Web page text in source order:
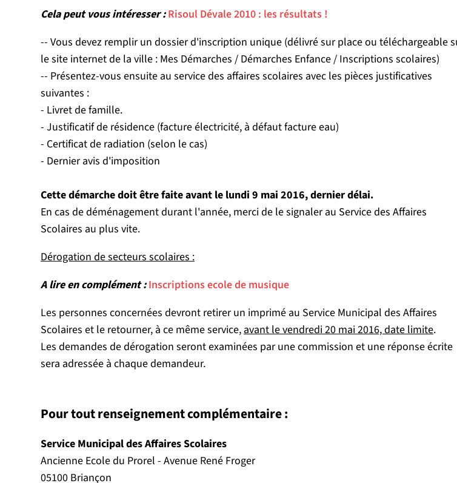
Cela peut vous intéresser :Risoul Dévale 2010 : les résultats !
-- Vous devez remplir un dossier d'inscription unique (délivré sur place ou téléchargeable
le site internet de la ville : Mes Démarches / Démarches Enfance / Inscriptions scolaires)
-- Présentez-vous ensuite au service des affaires scolaires avec les pièces justificatives
suivantes :
- Livret de famille.
- Justificatif de résidence (facture électricité, à défaut facture eau)
- Certificat de radiation (selon le cas)
- Dernier avis d'imposition
Cette démarche doit être faite avant le lundi 9 mai 2016, dernier délai.
En cas de déménagement durant l'année, merci de le signaler au Service des Affaires
Scolaires au plus vite.
Dérogation de secteurs scolaires :
A lire en complément :Inscriptions ecole de musique
Les personnes concernées devront retirer un imprimé au Service Municipal des Affaires
Scolaires et le retourner, à ce même service,avant le vendredi 20 mai 2016, date limite.
Les demandes de dérogation seront examinées par une commission et une réponse écrite
sera adressée à chaque demandeur.
Pour tout renseignement complémentaire :
Service Municipal des Affaires Scolaires
Ancienne Ecole du Prorel - Avenue René Froger
05100 Briançon